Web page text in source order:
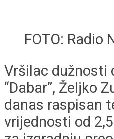
FOTO: Radio
Vršilac dužnosti
“Dabar”, Željko
danas raspisan
vrijednosti od